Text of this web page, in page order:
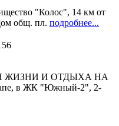
"Колос", 14 км от
общ. пл. подробнее...
ЖИЗНИ И ОТДЫХА НА
в ЖК "Южный-2", 2-